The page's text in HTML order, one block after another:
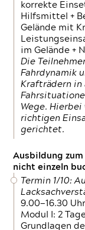
korrekte
Hilfsmittel +
Gelände mit
im Gelände +
Die
Fahrdynamik
Krafträdern in
Wege.
richtigen
gerichtet.
Ausbildung
nicht einzeln
Termin 1/10:
9.00—16.30 Uhr
Modul I: 2
Grundlagen